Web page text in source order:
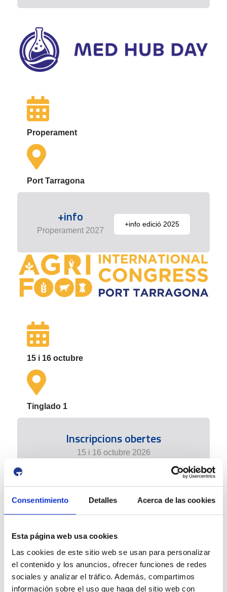
Consentimiento Detalles Acerca de las cookies
Esta página web usa cookies
Las cookies de este sitio web se usan para personalizar
el contenido y los anuncios, ofrecer funciones de redes
sociales y analizar el tráfico. Además, compartimos
información sobre el uso que haga del sitio web con
Properament
Port Tarragona
+info
Properament 2027
+info edició 2025
15 i 16 octubre
Tinglado 1
Inscripcions obertes
15 i 16 octubre 2026